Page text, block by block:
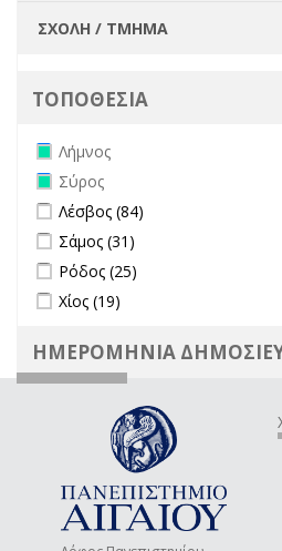
ΤΟΠΟΘΕΣΙΑ
Remove Λήμνος filter
Λήμνος
Remove Σύρος filter
Σύρος
Apply Λέσβος filter
Λέσβος (84)
Apply Σάμος filter
Σάμος (31)
Apply Ρόδος filter
Ρόδος (25)
Apply Χίος filter
Χίος (19)
ΗΜΕΡΟΜΗΝΙΑ